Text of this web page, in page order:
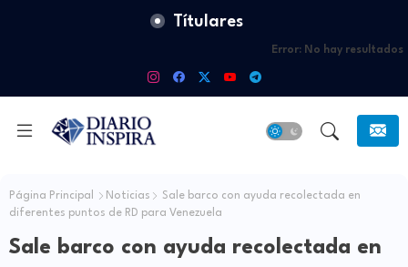
Títulares
Error: No hay resultados
Página Principal Noticias
Sale barco con ayuda recolectada en
diferentes puntos de RD para Venezuela
Sale barco con ayuda recolectada en